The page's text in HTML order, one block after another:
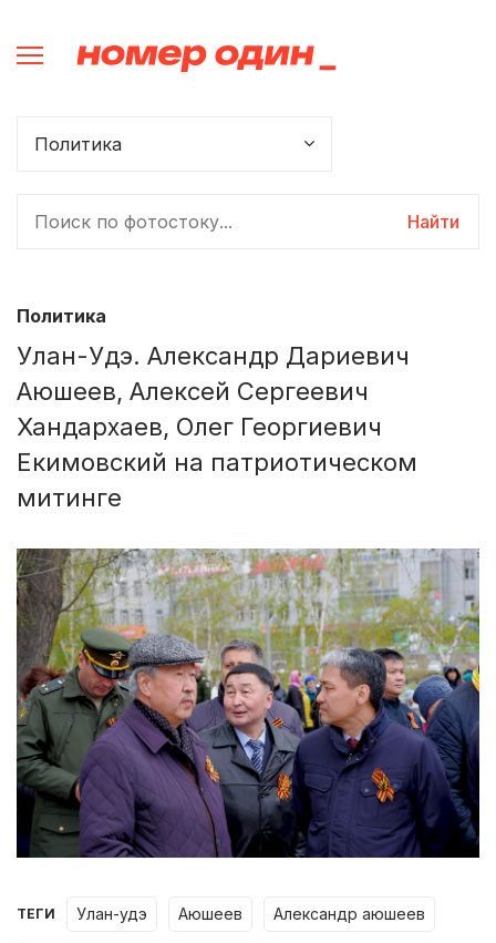
Найти
Политика
Улан-Удэ. Александр Дариевич
Аюшеев, Алексей Сергеевич
Хандархаев, Олег Георгиевич
Екимовский на патриотическом
митинге
ТЕГИ улан-удэ аюшеев александр аюшеев